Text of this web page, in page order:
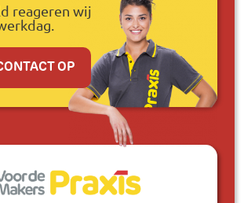
reageren wij
OP